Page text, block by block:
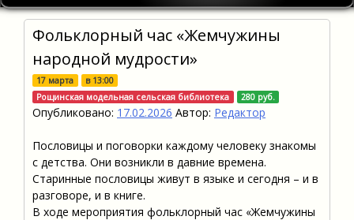
Фольклорный час «Жемчужины
народной мудрости»
17 марта в13:00
Рощинская модельная сельская библиотека
280 руб.
Опубликовано: 17.02.2026 Автор: Редактор
Пословицы и поговорки каждому человеку знакомы
с детства. Они возникли в давние времена.
Старинные пословицы живут в языке и сегодня – и в
разговоре, и в книге.
В ходе мероприятия фольклорный час «Жемчужины